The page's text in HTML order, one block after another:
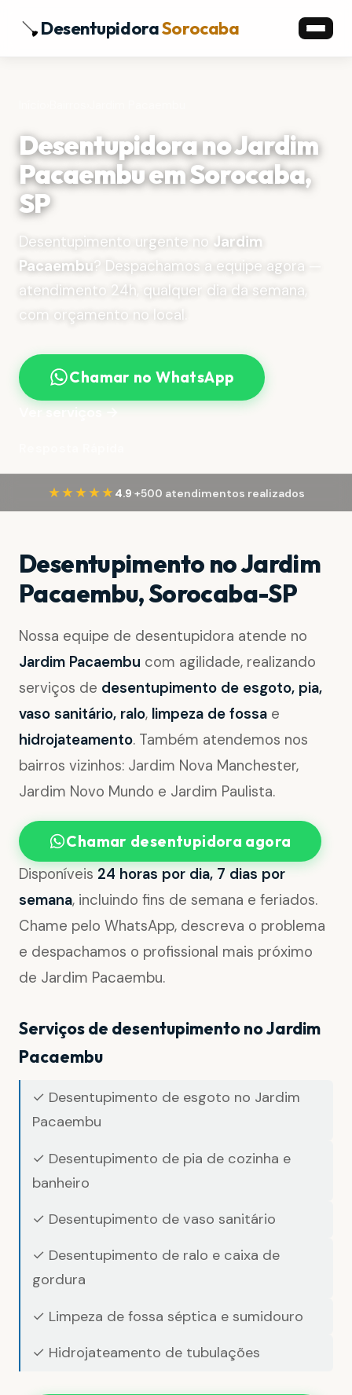
DesentupidoraSorocaba
Desentupidora no Jardim
Pacaembu em Sorocaba,
SP
Desentupimento urgente no Jardim
Pacaembu ? Despachamos a equipe agora —
atendimento 24h, qualquer dia da semana,
com orçamento no local.
Chamar no WhatsApp
Ver serviços →
★★★★★ 4.9·+500 atendimentos realizados
Desentupimento no Jardim
Pacaembu, Sorocaba-SP
Nossa equipe de desentupidora atende no
Jardim Pacaembu com agilidade, realizando
serviços de desentupimento de esgoto, pia,
vaso sanitário, ralo, limpeza de fossa e
hidrojateamento. Também atendemos nos
bairros vizinhos: Jardim Nova Manchester,
Jardim Novo Mundo e Jardim Paulista.
Chamar desentupidora agora
Disponíveis 24 horas por dia, 7 dias por
semana, incluindo fins de semana e feriados.
Chame pelo WhatsApp, descreva o problema
e despachamos o profissional mais próximo
de Jardim Pacaembu.
Serviços de desentupimento no Jardim
Pacaembu
✓ Desentupimento de esgoto no Jardim
Pacaembu
✓ Desentupimento de pia de cozinha e
banheiro
✓ Desentupimento de vaso sanitário
✓ Desentupimento de ralo e caixa de
gordura
✓ Limpeza de fossa séptica e sumidouro
✓ Hidrojateamento de tubulações